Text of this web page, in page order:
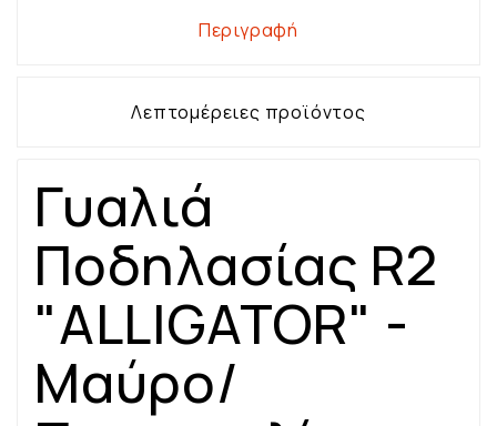
Περιγραφή
Λεπτομέρειες προϊόντος
Γυαλιά
Ποδηλασίας R2
"ALLIGATOR" -
Μαύρο/